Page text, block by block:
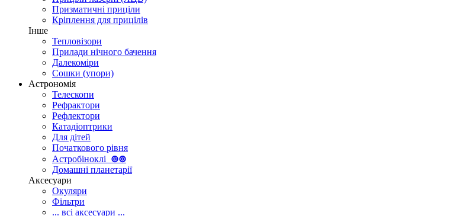
Призматичні приціли
Кріплення для прицілів
Інше
Тепловізори
Прилади нічного бачення
Далекоміри
Сошки (упори)
Астрономія
Телескопи
Рефрактори
Рефлектори
Катадіоптрики
Для дітей
Початкового рівня
Астробіноклі ⊚⊚
Домашні планетарії
Аксесуари
Окуляри
Фільтри
... всі аксесуари ...